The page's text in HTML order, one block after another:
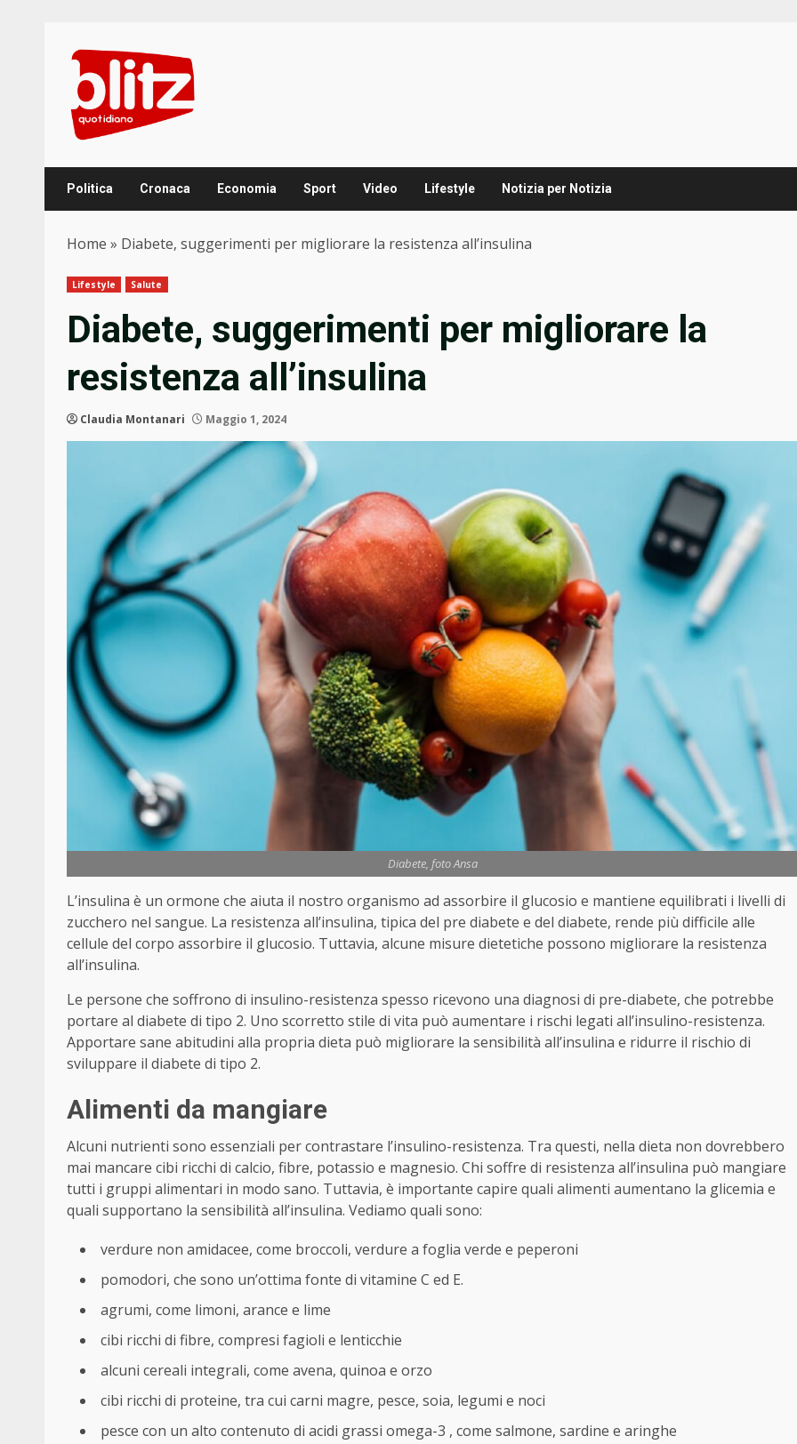
content
Politica Cronaca Economia Sport Video Lifestyle Notizia per Notizia
Home » Diabete, suggerimenti per migliorare la resistenza all’insulina
Lifestyle Salute
Diabete, suggerimenti per migliorare la
resistenza all’insulina
Claudia Montanari Maggio 1, 2024
Diabete, foto Ansa
L’insulina è un ormone che aiuta il nostro organismo ad assorbire il glucosio e mantiene equilibrati i livelli di
zucchero nel sangue. La resistenza all’insulina, tipica del pre diabete e del diabete, rende più difficile alle
cellule del corpo assorbire il glucosio. Tuttavia, alcune misure dietetiche possono migliorare la resistenza
all’insulina.
Le persone che soffrono di insulino-resistenza spesso ricevono una diagnosi di pre-diabete, che potrebbe
portare al diabete di tipo 2. Uno scorretto stile di vita può aumentare i rischi legati all’insulino-resistenza.
Apportare sane abitudini alla propria dieta può migliorare la sensibilità all’insulina e ridurre il rischio di
sviluppare il diabete di tipo 2.
Alimenti da mangiare
Alcuni nutrienti sono essenziali per contrastare l’insulino-resistenza. Tra questi, nella dieta non dovrebbero
mai mancare cibi ricchi di calcio, fibre, potassio e magnesio. Chi soffre di resistenza all’insulina può mangiare
tutti i gruppi alimentari in modo sano. Tuttavia, è importante capire quali alimenti aumentano la glicemia e
quali supportano la sensibilità all’insulina. Vediamo quali sono:
verdure non amidacee, come broccoli, verdure a foglia verde e peperoni
pomodori, che sono un’ottima fonte di vitamine C ed E.
agrumi, come limoni, arance e lime
cibi ricchi di fibre, compresi fagioli e lenticchie
alcuni cereali integrali, come avena, quinoa e orzo
cibi ricchi di proteine, tra cui carni magre, pesce, soia, legumi e noci
pesce con un alto contenuto di acidi grassi omega-3 , come salmone, sardine e aringhe